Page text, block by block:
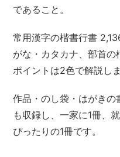
であること。
常用漢字の楷書行書
がな・カタカナ、部首
ポイントは2色で解説しま
作品・のし袋・はがき
も収録し、一家に1冊、
ぴったりの1冊です。